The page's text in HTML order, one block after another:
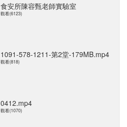
食安所陳容甄老師實驗室
觀看(6123)
1091-578-1211-第2堂-179MB.mp4
觀看(818)
0412.mp4
觀看(1070)